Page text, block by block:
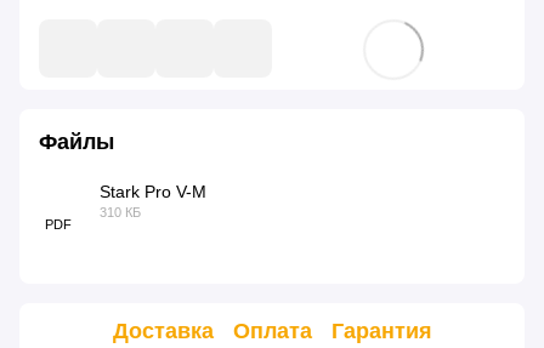
Файлы
PDF
Stark Pro V-M
310 КБ
Доставка Оплата Гарантия